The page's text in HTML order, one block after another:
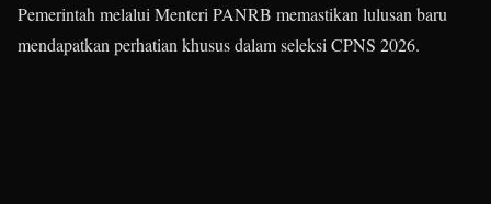
Pemerintah melalui Menteri PANRB memastikan lulusan baru
mendapatkan perhatian khusus dalam seleksi CPNS 2026.